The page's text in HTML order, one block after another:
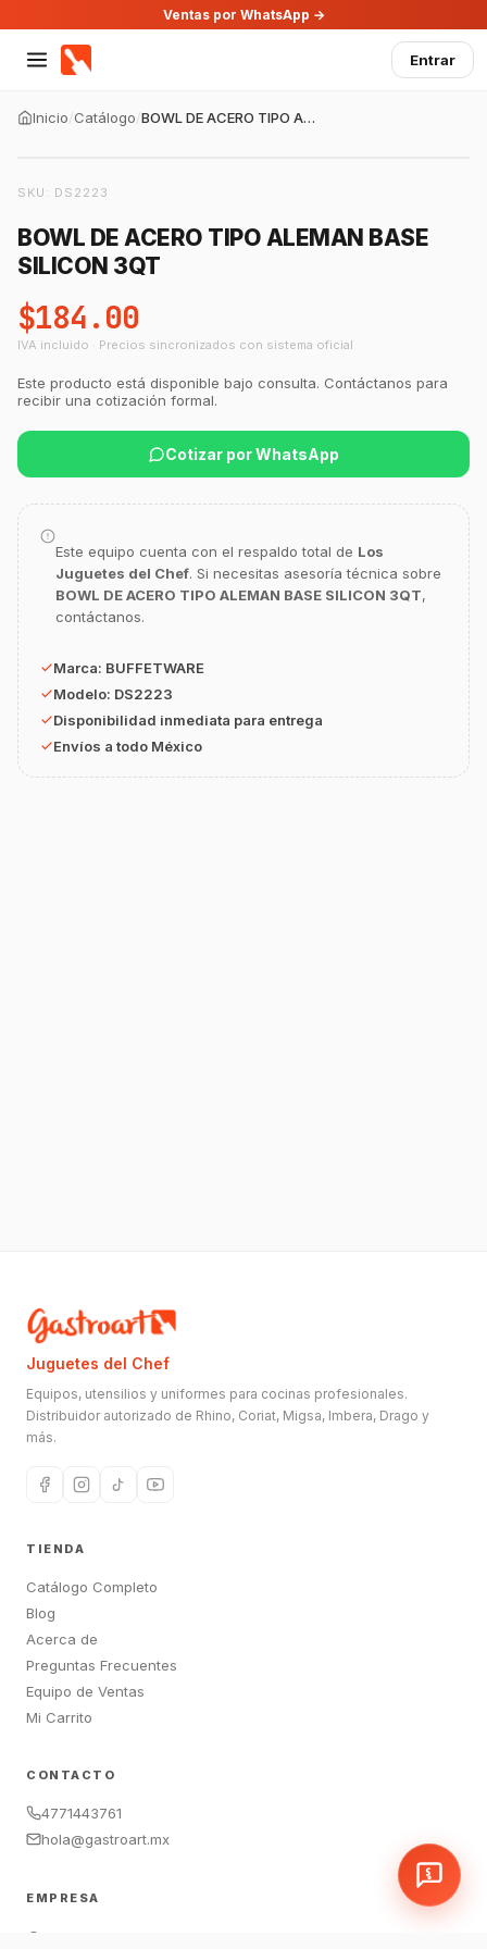
Ventas por WhatsApp →
Entrar
Inicio/Catálogo/ BOWL DE ACERO TIPO ALEMAN BASE SILICON 3QT
SKU: DS2223
BOWL DE ACERO TIPO ALEMAN BASE
SILICON 3QT
$184.00
IVA incluido · Precios sincronizados con sistema oficial
Este producto está disponible bajo consulta. Contáctanos para
recibir una cotización formal.
Cotizar por WhatsApp
Este equipo cuenta con el respaldo total de Los
Juguetes del Chef. Si necesitas asesoría técnica sobre
BOWL DE ACERO TIPO ALEMAN BASE SILICON 3QT,
contáctanos.
Marca: BUFFETWARE
Modelo: DS2223
Disponibilidad inmediata para entrega
Envíos a todo México
GastroBot
¡Hola Chef! 🍳 Soy GastroBot, tu asesor
de cocina profesional de GastroArt.
equipamiento o utensilios?
Buscar estufas industriales
Ver uniformes y filipinas
Métodos de envío y entrega
Juguetes del Chef
Equipos, utensilios y uniformes para cocinas profesionales.
Distribuidor autorizado de Rhino, Coriat, Migsa, Imbera, Drago y
más.
TIENDA
Catálogo Completo
Blog
Acerca de
Preguntas Frecuentes
Equipo de Ventas
Mi Carrito
CONTACTO
4771443761
hola@gastroart.mx
EMPRESA